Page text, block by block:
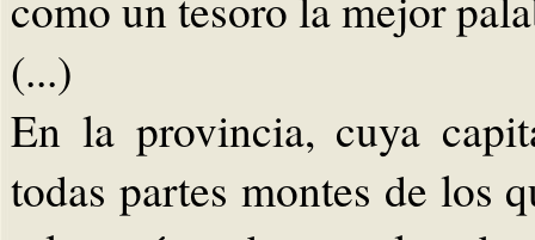
(...)
En la provincia, cuya
todas partes montes de los